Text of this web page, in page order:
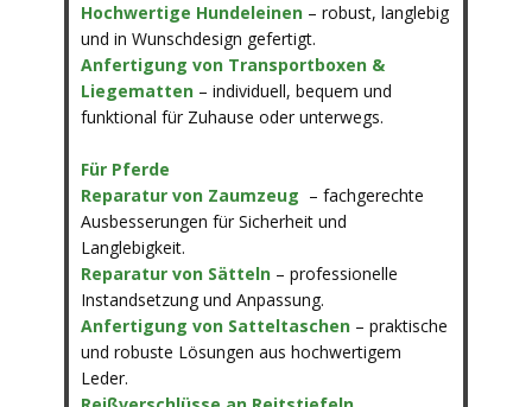
Hochwertige Hundeleinen – robust, langlebig
und in Wunschdesign gefertigt.
Anfertigung von Transportboxen &
Liegematten – individuell, bequem und
funktional für Z​uhause oder unterwegs.
Für Pferde
Reparatur von Zaumzeug – fachgerechte
Ausbesserungen für Sicherheit und
Langlebigkeit.
Reparatur von Sätteln – professionelle
Instandsetzung und Anpassung.
Anfertigung von Satteltaschen – praktische
und robuste Lösungen aus hochwertigem
Leder.